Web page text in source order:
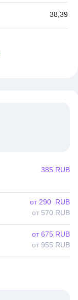
38, 39
385 RUB
от 290 RUB
от 570 RUB
от 675 RUB
от 955 RUB